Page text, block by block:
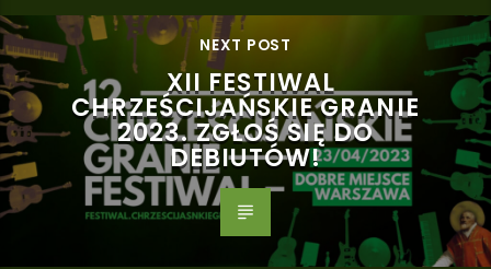
NEXT POST
XII FESTIWAL
CHRZEŚCIJAŃSKIE GRANIE
2023. ZGŁOŚ SIĘ DO
DEBIUTÓW!